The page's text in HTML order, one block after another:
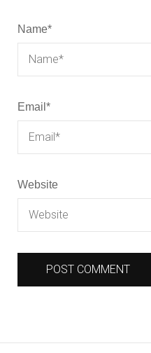
Name*
Email *
Website